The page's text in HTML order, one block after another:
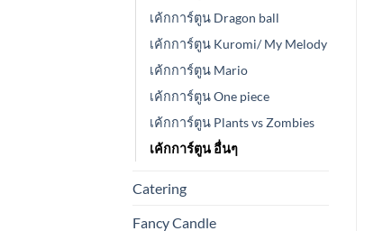
เค้กการ์ตูน Dragon ball
เค้กการ์ตูน Kuromi/ My Melody
เค้กการ์ตูน Mario
เค้กการ์ตูน One piece
เค้กการ์ตูน Plants vs Zombies
เค้กการ์ตูน อื่นๆ
Catering
Fancy Candle